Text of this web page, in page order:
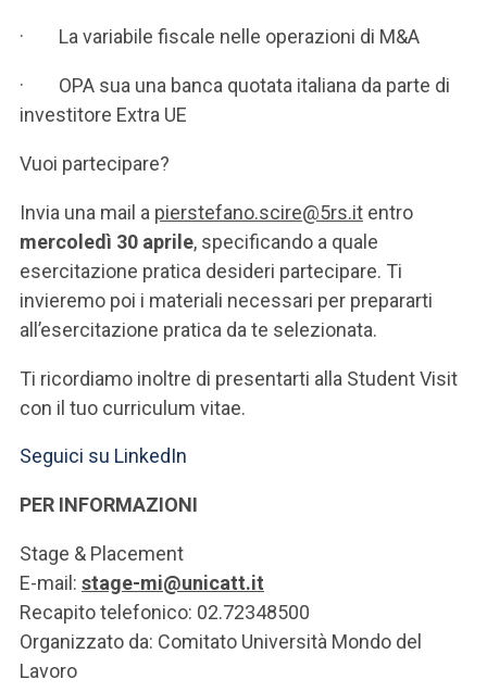
· La variabile fiscale nelle operazioni di M&A
· OPA sua una banca quotata italiana da parte di
investitore Extra UE
Vuoi partecipare?
Invia una mail a pierstefano.scire@5rs.it entro
mercoledì 30 aprile, specificando a quale
esercitazione pratica desideri partecipare. Ti
invieremo poi i materiali necessari per prepararti
all’esercitazione pratica da te selezionata.
Ti ricordiamo inoltre di presentarti alla Student Visit
con il tuo curriculum vitae.
Seguici su LinkedIn
PER INFORMAZIONI
Stage & Placement
E-mail: stage-mi@unicatt.it
Recapito telefonico: 02.72348500
Organizzato da: Comitato Università Mondo del
Lavoro